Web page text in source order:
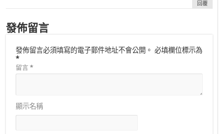
回覆
發佈留言
發佈留言必須填寫的電子郵件地址不會公開。 必填欄位標示為
*
留言*
顯示名稱